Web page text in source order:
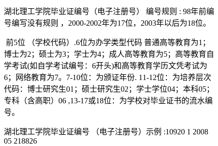
湖北理工学院毕业证编号（电子注册号） 编号规则 : 98年前编
号编写没有规则 ，2000-2002年为17位，2003年以后为18位。
前5位 （学校代码）.6位为办学类型代码 普通高等教育为1；
博士为2；硕士为3；学士为4；成人高等教育为5；高等教育自
学考试(如自学考试编号：6开头)和高等教育学历文凭考试为
6；网络教育为7。7-10位：为颁证年份. 11-12位：为培养层次
代码：博士研究生01；硕士研究生02；学士学位04；本科05；
专科（含高职）06 ,13-17或18位：为学校对毕业证书的流水编
号。
湖北理工学院毕业证编号 （电子注册号）示例 :10920 1 2008
05 218826